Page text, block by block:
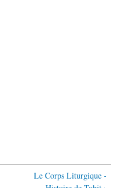
Le Corps Liturgique -